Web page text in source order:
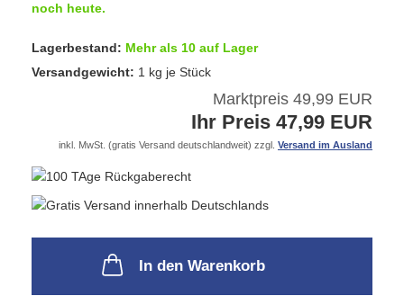
noch heute.
Lagerbestand: Mehr als 10 auf Lager
Versandgewicht: 1 kg je Stück
Marktpreis 49,99 EUR
Ihr Preis 47,99 EUR
inkl. MwSt. (gratis Versand deutschlandweit) zzgl. Versand im Ausland
In den Warenkorb